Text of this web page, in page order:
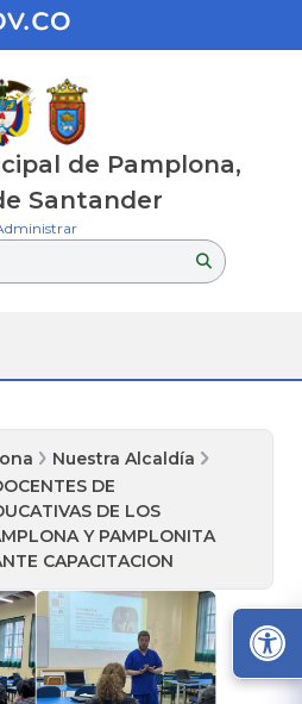
de Pamplona,
Santander
Nuestra Alcaldía
DE
DE LOS
Y PAMPLONITA
CAPACITACION